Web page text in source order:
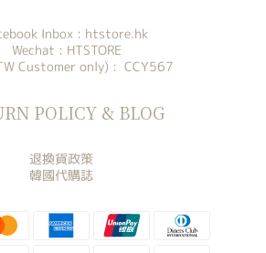
Inbox : htstore.hk
Wechat : HTSTORE
Customer only) : CCY567
POLICY & BLOG
退換貨政策
韓國代購誌